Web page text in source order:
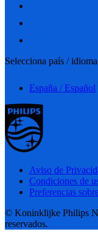
Selecciona país / idioma
España / Español
Aviso de
Condiciones de
Preferencias
© Koninklijke Philips
reservados.